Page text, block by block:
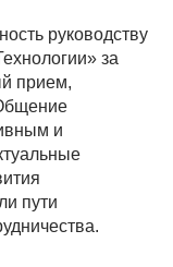
руководству
за
прием,
и
пути